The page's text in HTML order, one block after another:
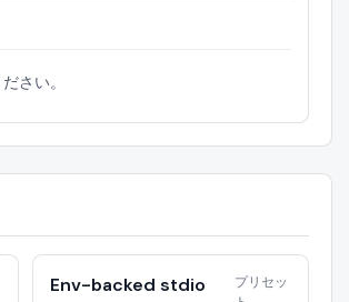
さい。
Env-backed stdio
プリセッ